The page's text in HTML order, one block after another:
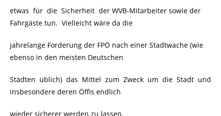
etwas für die Sicherheit der WVB-Mitarbeiter sowie der
Fahrgäste tun. Vielleicht wäre da die
jahrelange Forderung der FPÖ nach einer Stadtwache (wie
ebenso in den meisten Deutschen
Städten üblich) das Mittel zum Zweck um die Stadt und
insbesondere deren Öffis endlich
wieder sicherer werden zu lassen.